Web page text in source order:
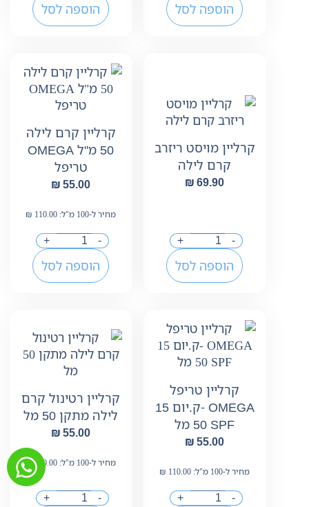
הוספה לסל הוספה לסל
קרליין מויסט ריזרב
קרם לילה
₪69.90
-
+
הוספה לסל
קרליין קרם לילה
50 מ"ל OMEGA
טריפל
₪55.00
מחיר ל-100 מ"ל: ₪ 110.00
-
+
הוספה לסל
קרליין טריפל
OMEGA -ק.יום 15
₪55.00
מחיר ל-100 מ"ל: ₪ 110.00
-
+
קרליין רטינול קרם
לילה מתקן 50 מל
₪55.00
מחיר ל-100 מ"ל: ₪110.00
-
+